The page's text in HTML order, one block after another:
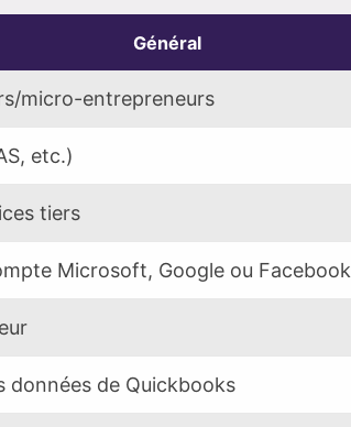
Général
micro-entrepreneurs
etc.)
tiers
Microsoft, Google ou Facebook
données de Quickbooks